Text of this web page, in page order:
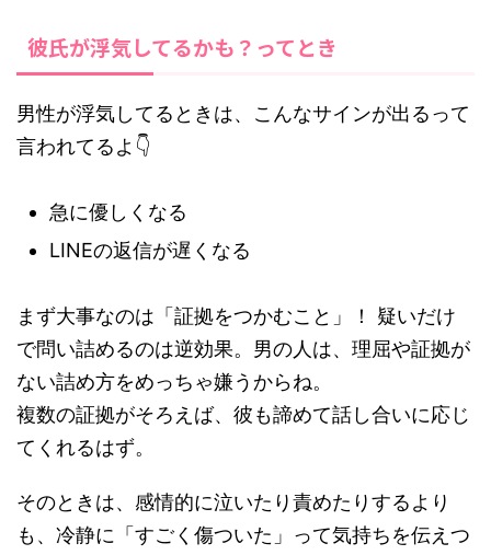
彼氏が浮気してるかも？ってとき
男性が浮気してるときは、こんなサインが出るって
言われてるよ👇
急に優しくなる
LINEの返信が遅くなる
まず大事なのは「証拠をつかむこと」！ 疑いだけ
で問い詰めるのは逆効果。男の人は、理屈や証拠が
ない詰め方をめっちゃ嫌うからね。
複数の証拠がそろえば、彼も諦めて話し合いに応じ
てくれるはず。
そのときは、感情的に泣いたり責めたりするより
も、冷静に「すごく傷ついた」って気持ちを伝えつ